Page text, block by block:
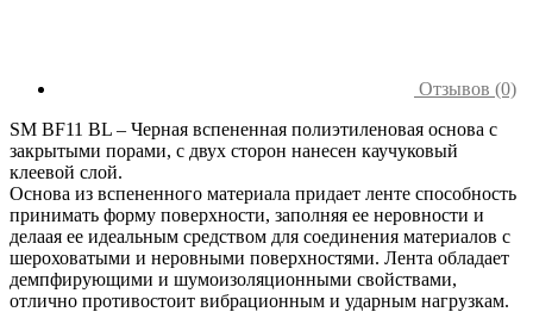
Отзывов (0)
SM BF11 BL – Черная вспененная полиэтиленовая основа с
закрытыми порами, с двух сторон нанесен каучуковый
клеевой слой.
Основа из вспененного материала придает ленте способность
принимать форму поверхности, заполняя ее неровности и
делаая ее идеальным средством для соединения материалов с
шероховатыми и неровными поверхностями. Лента обладает
демпфирующими и шумоизоляционными свойствами,
отлично противостоит вибрационным и ударным нагрузкам.